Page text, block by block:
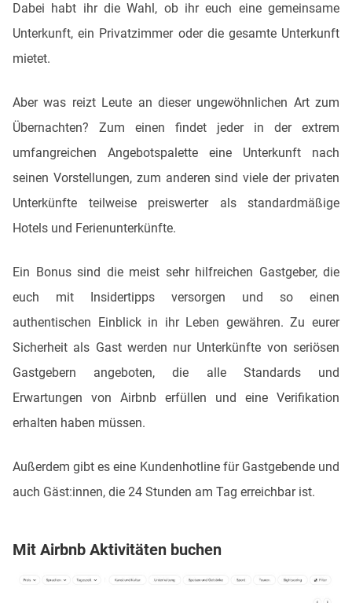
Dabei habt ihr die Wahl, ob ihr euch eine gemeinsame
Unterkunft, ein Privatzimmer oder die gesamte Unterkunft
mietet.
Aber was reizt Leute an dieser ungewöhnlichen Art zum
Übernachten? Zum einen findet jeder in der extrem
umfangreichen Angebotspalette eine Unterkunft nach
seinen Vorstellungen, zum anderen sind viele der privaten
Unterkünfte teilweise preiswerter als standardmäßige
Hotels und Ferienunterkünfte.
Ein Bonus sind die meist sehr hilfreichen Gastgeber, die
euch mit Insidertipps versorgen und so einen
authentischen Einblick in ihr Leben gewähren. Zu eurer
Sicherheit als Gast werden nur Unterkünfte von seriösen
Gastgebern angeboten, die alle Standards und
Erwartungen von Airbnb erfüllen und eine Verifikation
erhalten haben müssen.
Außerdem gibt es eine Kundenhotline für Gastgebende und
auch Gäst:innen, die 24 Stunden am Tag erreichbar ist.
Mit Airbnb Aktivitäten buchen